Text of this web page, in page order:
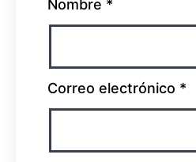
Nombre *
Correo electrónico *